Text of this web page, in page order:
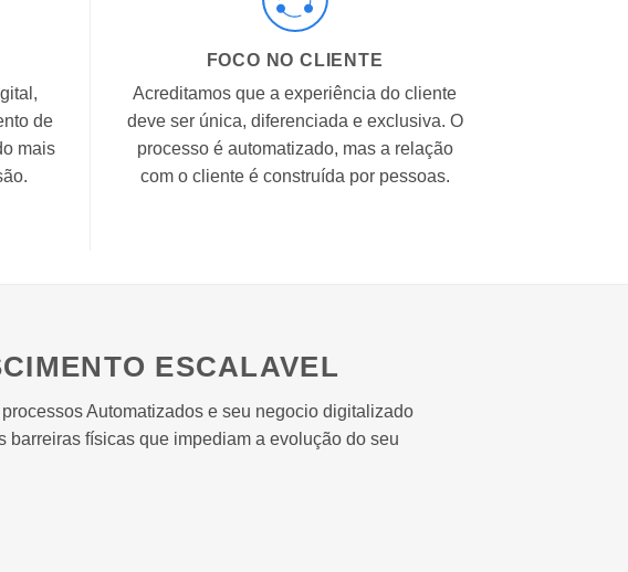
de
mais
FOCO NO CLIENTE
Acreditamos que a experiência do cliente
deve ser única, diferenciada e exclusiva. O
processo é automatizado, mas a relação
com o cliente é construída por pessoas.
ESCALAVEL
Automatizados e seu negocio digitalizado
barreiras físicas que impediam a evolução do seu